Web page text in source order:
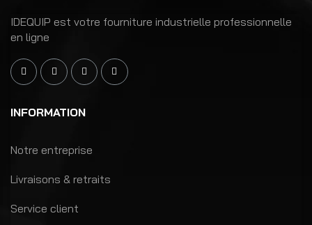
IDEQUIP est votre fourniture industrielle professionnelle
en ligne
INFORMATION
Notre entreprise
Livraisons & retraits
Service client